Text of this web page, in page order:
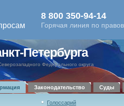
Петербурга
Федерального округа
Законодательство Суды
Голоссарий